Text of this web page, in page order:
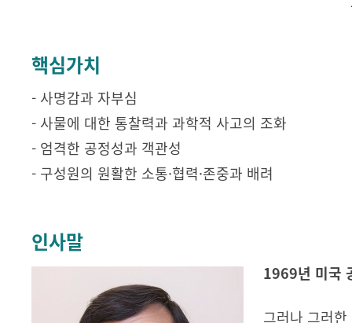
핵심가치
- 사명감과 자부심
- 사물에 대한 통찰력과 과학적 사고의 조화
- 엄격한 공정성과 객관성
- 구성원의 원활한 소통·협력·존중과 배려
인사말
1969년 미국
그러나 그러